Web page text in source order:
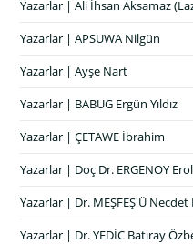
Yazarlar | Ali İhsan Aksamaz
Yazarlar | APSUWA Nilgün
Yazarlar | Ayşe Nart
Yazarlar | BABUG Ergün Yıldız
Yazarlar | ÇETAWE İbrahim
Yazarlar | Doç Dr. ERGENOY Erol
Yazarlar | Dr. MEŞFEŞ'Ü
Yazarlar | Dr. YEDİC Batıray